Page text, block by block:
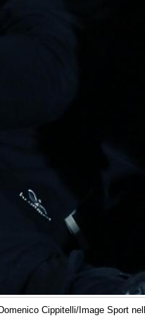
Cippitelli/Image Sport